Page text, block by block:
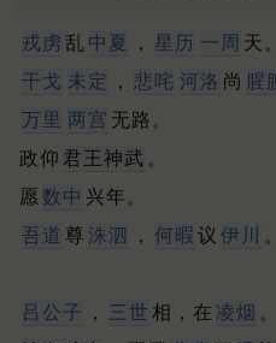
戎虏 乱 中夏 ， 星历 一周 天。
干戈 未定 ， 悲咤 河洛 尚 腥
万里 两宫 无路。
政仰 君王神武 。
愿 数中 兴年。
吾道 尊 洙泗 ， 何暇 议 伊川 。
吕公子 ， 三世 相，在 凌烟 。